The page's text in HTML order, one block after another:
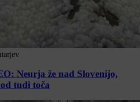
Neurja že nad Slovenijo,
tudi toča